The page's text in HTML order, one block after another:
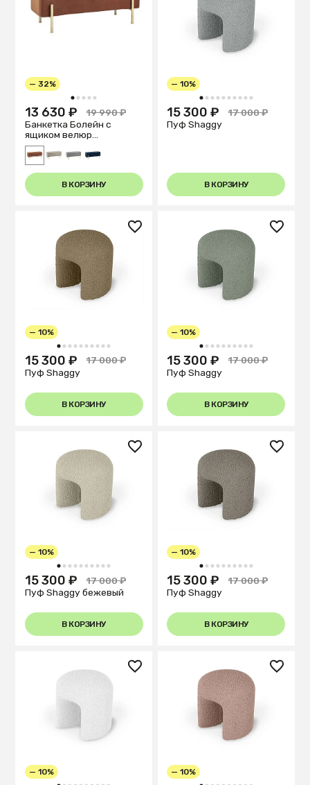
1 2 3 4 5
— 32%
13 630 ₽
19 990 ₽
Банкетка Болейн с
ящиком велюр
терракотовый
В КОРЗИНУ
1 2 3 4 5 6 7 8 9 10
— 10%
15 300 ₽
17 000 ₽
Пуф Shaggy
В КОРЗИНУ
1 2 3 4 5 6 7 8 9 10
— 10%
15 300 ₽
17 000 ₽
Пуф Shaggy
В КОРЗИНУ
1 2 3 4 5 6 7 8 9 10
— 10%
15 300 ₽
17 000 ₽
Пуф Shaggy
В КОРЗИНУ
1 2 3 4 5 6 7 8 9 10
— 10%
15 300 ₽
17 000 ₽
Пуф Shaggy бежевый
В КОРЗИНУ
1 2 3 4 5 6 7 8 9 10
— 10%
15 300 ₽
17 000 ₽
Пуф Shaggy
В КОРЗИНУ
— 10% — 10%